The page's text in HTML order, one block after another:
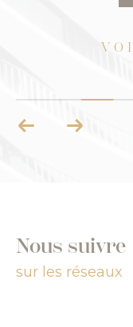
Nous suivre
sur les réseaux